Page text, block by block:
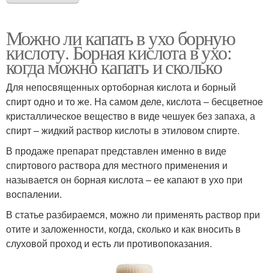
Можно ли капать в ухо борную
кислоту. Борная кислота в ухо:
когда можно капать и сколько
Для непосвященных ортоборная кислота и борный
спирт одно и то же. На самом деле, кислота – бесцветное
кристаллическое вещество в виде чешуек без запаха, а
спирт – жидкий раствор кислоты в этиловом спирте.
В продаже препарат представлен именно в виде
спиртового раствора для местного применения и
называется он борная кислота – ее капают в ухо при
воспалении.
В статье разбираемся, можно ли применять раствор при
отите и заложенности, когда, сколько и как вносить в
слуховой проход и есть ли противопоказания.